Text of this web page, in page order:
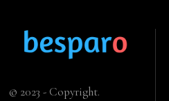
© 2023 - Copyright.